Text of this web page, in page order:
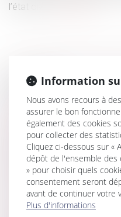
l’état civil.
Historique
Comment demander sa
Travaux en copropriété
d'équivoque
Licenciement d’une
peut réintégrer
Droit de préemption:
Proposition de loi visant
Information
Nous avons recours à
assurer le bon
également des cookies
pour collecter des
Cliquez ci-dessous sur «
dépôt de l'ensemble des
» pour choisir quels
consentement seront
avant de continuer votre
Plus d'informations